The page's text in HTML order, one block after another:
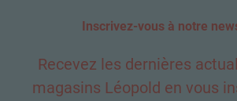
Inscrivez-vous à notre
Recevez les dernières
magasins Léopold en vous